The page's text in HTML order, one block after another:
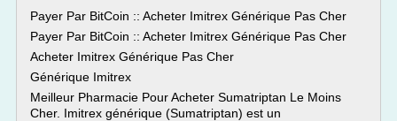
Payer Par BitCoin :: Acheter Imitrex Générique Pas Cher
Payer Par BitCoin :: Acheter Imitrex Générique Pas Cher
Acheter Imitrex Générique Pas Cher
Générique Imitrex
Meilleur Pharmacie Pour Acheter Sumatriptan Le Moins
Cher. Imitrex générique (Sumatriptan) est un